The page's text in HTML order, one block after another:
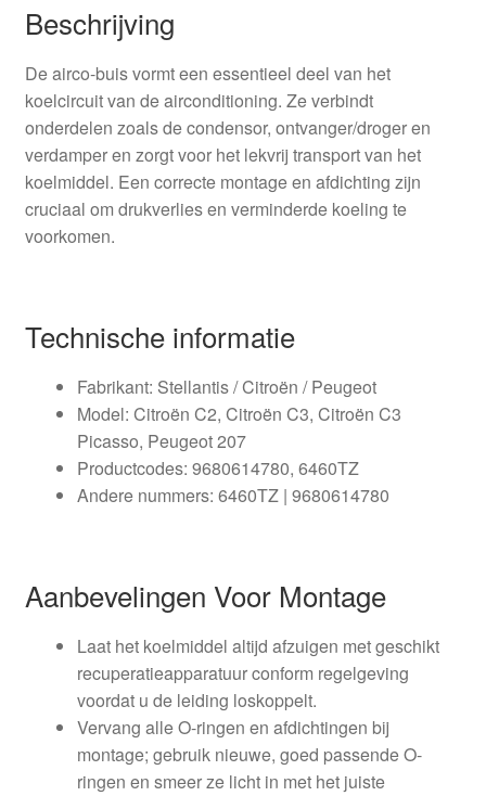
Beschrijving
De airco-buis vormt een essentieel deel van het
koelcircuit van de airconditioning. Ze verbindt
onderdelen zoals de condensor, ontvanger/droger en
verdamper en zorgt voor het lekvrij transport van het
koelmiddel. Een correcte montage en afdichting zijn
cruciaal om drukverlies en verminderde koeling te
voorkomen.
Technische informatie
Fabrikant: Stellantis / Citroën / Peugeot
Model: Citroën C2, Citroën C3, Citroën C3
Picasso, Peugeot 207
Productcodes: 9680614780, 6460TZ
Andere nummers: 6460TZ | 9680614780
Aanbevelingen Voor Montage
Laat het koelmiddel altijd afzuigen met geschikt
recuperatieapparatuur conform regelgeving
voordat u de leiding loskoppelt.
Vervang alle O-ringen en afdichtingen bij
montage; gebruik nieuwe, goed passende O-
ringen en smeer ze licht in met het juiste